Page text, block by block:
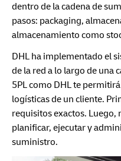
dentro de la cadena de
pasos: packaging,
almacenamiento como
DHL ha implementado el
de la red a lo largo de una
5PL como DHL te
logísticas de un cliente.
requisitos exactos. Luego,
planificar, ejecutar y
suministro.